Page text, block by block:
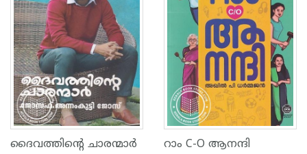
ദൈവത്തിന്റെ ചാരന്മാര്‍ റാം C-O ആനന്ദി